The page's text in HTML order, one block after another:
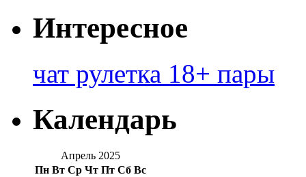
Интересное
чат рулетка 18+ пары
Календарь
Апрель 2025
Пн Вт Ср Чт Пт Сб Вс